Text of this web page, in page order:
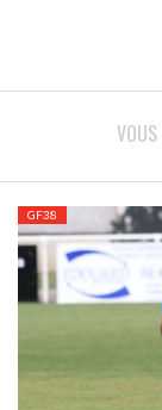
GF38